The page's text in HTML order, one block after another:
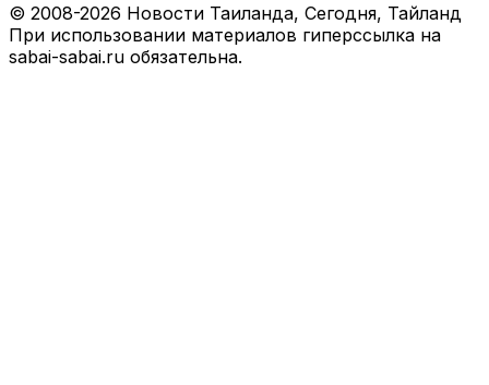
© 2008-2026 Новости Таиланда, Сегодня, Тайланд
При использовании материалов гиперссылка на
sabai-sabai.ru обязательна.